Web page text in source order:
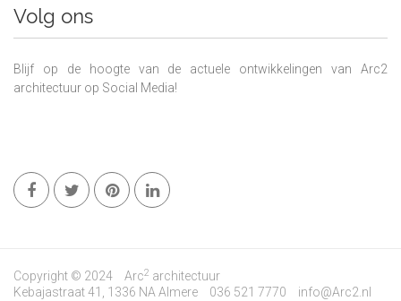
Volg ons
Blijf op de hoogte van de actuele ontwikkelingen van Arc2
architectuur op Social Media!
Copyright © 2024 Arc2 architectuur
Kebajastraat 41, 1336 NA Almere
036 521 7770 info@Arc2.nl